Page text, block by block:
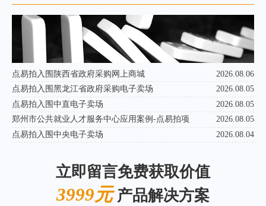
点易拍入围陕西省政府采购网上商城
2026.08.06
点易拍入围黑龙江省政府采购电子卖场
2026.08.05
点易拍入围中直电子卖场
2026.08.05
郑州市公共就业人才服务中心应用案例-点易拍项
2026.08.05
点易拍入围中央电子卖场
2026.08.04
立即留言免费获取价值
3999元产品解决方案